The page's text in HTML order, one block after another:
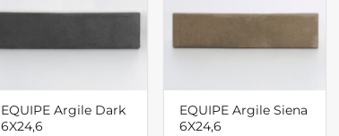
EQUIPE Argile Dark
6X24,6
EQUIPE Argile Siena
6X24,6